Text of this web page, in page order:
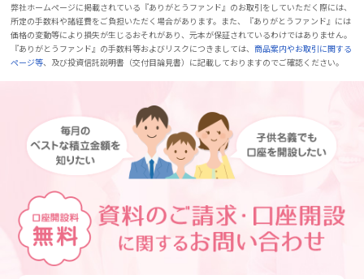
弊社ホームページに掲載されている『ありがとうファンド』のお取引をしていただく際には、
所定の手数料や諸経費をご負担いただく場合があります。また、『ありがとうファンド』には
価格の変動等により損失が生じるおそれがあり、元本が保証されているわけではありません。
『ありがとうファンド』の手数料等およびリスクにつきましては、商品案内やお取引に関する
ページ等、及び投資信託説明書（交付目論見書）に記載しておりますのでご確認ください。